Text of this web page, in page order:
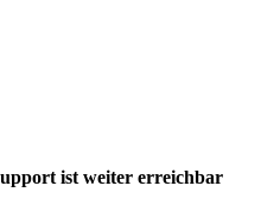
ist weiter erreichbar